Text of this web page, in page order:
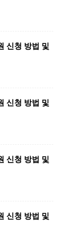
신청 방법 및
신청 방법 및
신청 방법 및
신청 방법 및